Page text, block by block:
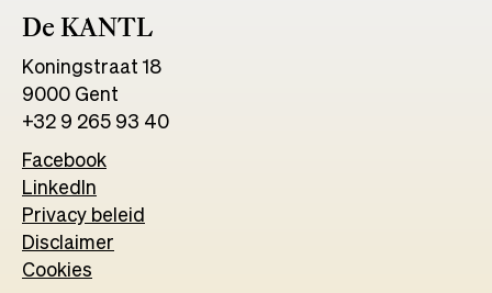
De KANTL
Koningstraat 18
9000 Gent
+32 9 265 93 40
Facebook
a
new
LinkedIn
in
a
Privacy beleid
Disclaimer
Cookies